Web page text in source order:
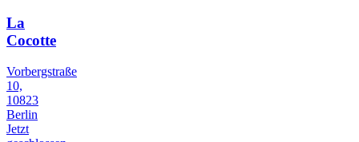
La
Cocotte
Vorbergstraße
10,
10823
Berlin
Jetzt